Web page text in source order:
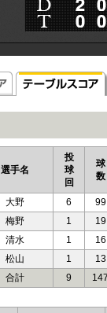
選手名
投
球
回
球
数
大野 6
99
梅野
1
19
清水
1
16
松山 1
13
合計
9